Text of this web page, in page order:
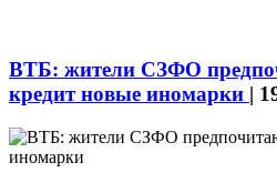
ВТБ: жители СЗФО
кредит новые иномарки |